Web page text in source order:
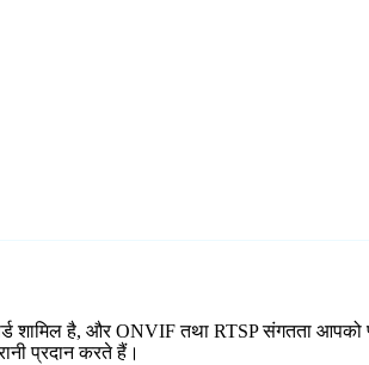
शामिल है, और ONVIF तथा RTSP संगतता आपको
प्रदान करते हैं।